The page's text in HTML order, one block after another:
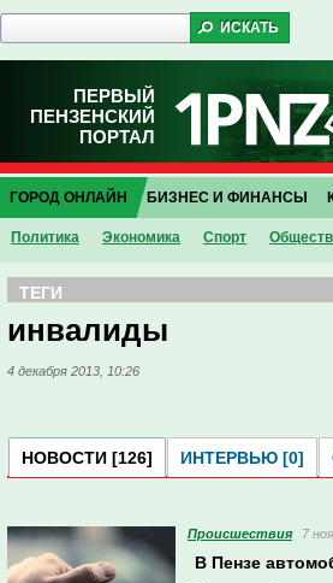
ПЕРВЫЙ
ПЕНЗЕНСКИЙ
ПОРТАЛ
ГОРОД ОНЛАЙН
Политика Экономика Спорт
БИЗНЕС И ФИНАНСЫ
ТЕГИ
инвалиды
4 декабря 2013, 10:26
НОВОСТИ [126] ИНТЕРВЬЮ [0]
Проиcшествия 7
В Пензе